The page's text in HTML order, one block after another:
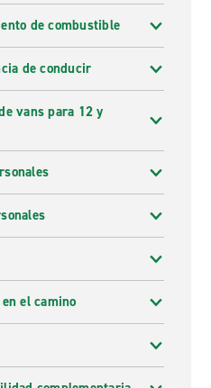
de combustible
de conducir
vans para 12 y
el camino